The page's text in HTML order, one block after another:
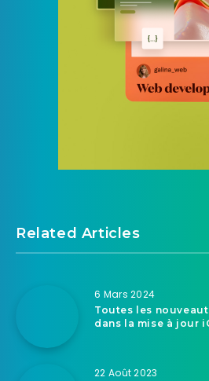
Related Articles
6 Mars 2024
Toutes les
dans la mise à jour
22 Août 2023